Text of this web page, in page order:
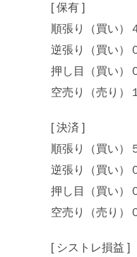
[ 保有 ]
順張り（買い）
逆張り（買い）
押し目（買い）
空売り（売り）
[ 決済 ]
順張り（買い）
逆張り（買い）
押し目（買い）
空売り（売り）
[ シストレ損益 ]